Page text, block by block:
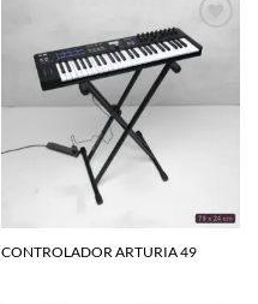
Agregar
a la
CONTROLADOR ARTURIA 49